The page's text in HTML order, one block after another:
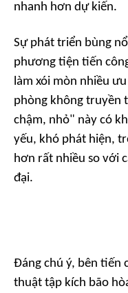
nhanh hơn dự kiến.
Sự phát triển bùng
phương tiện tiến
làm xói mòn nhiều
phòng không truyền
chậm, nhỏ" này có
yếu, khó phát hiện,
hơn rất nhiều so với
đại.
Đáng chú ý, bên tiến
thuật tập kích bão